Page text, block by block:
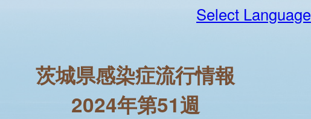
Select Language
茨城県感染症流行情報
2024年第51週